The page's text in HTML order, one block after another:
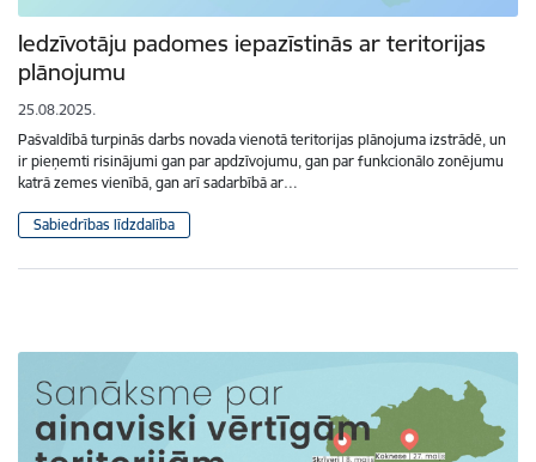
Iedzīvotāju padomes iepazīstinās ar teritorijas
plānojumu
25.08.2025.
Pašvaldībā turpinās darbs novada vienotā teritorijas plānojuma izstrādē, un
ir pieņemti risinājumi gan par apdzīvojumu, gan par funkcionālo zonējumu
katrā zemes vienībā, gan arī sadarbībā ar…
Sabiedrības līdzdalība